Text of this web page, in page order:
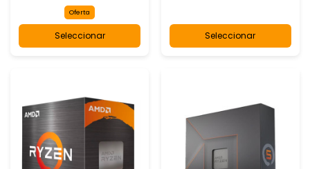
Oferta
Seleccionar Seleccionar